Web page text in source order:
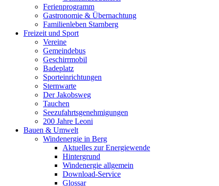
Ferienprogramm
Gastronomie & Übernachtung
Familienleben Starnberg
Freizeit und Sport
Vereine
Gemeindebus
Geschirrmobil
Badeplatz
Sporteinrichtungen
Sternwarte
Der Jakobsweg
Tauchen
Seezufahrtsgenehmigungen
200 Jahre Leoni
Bauen & Umwelt
Windenergie in Berg
Aktuelles zur Energiewende
Hintergrund
Windenergie allgemein
Download-Service
Glossar